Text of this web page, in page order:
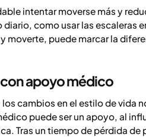
intentar moverse más y
como usar las escaleras
moverte, puede marcar la
apoyo médico
cambios en el estilo de vida
puede ser un apoyo, al
Tras un tiempo de pérdida